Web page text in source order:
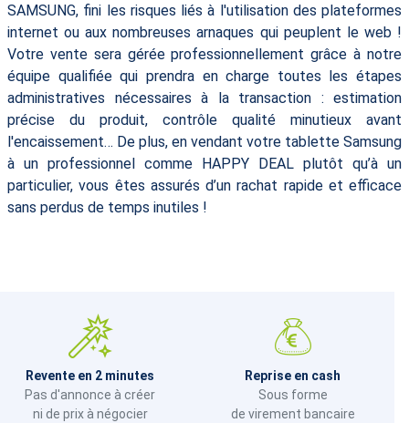
SAMSUNG, fini les risques liés à l'utilisation des plateformes
internet ou aux nombreuses arnaques qui peuplent le web !
Votre vente sera gérée professionnellement grâce à notre
équipe qualifiée qui prendra en charge toutes les étapes
administratives nécessaires à la transaction : estimation
précise du produit, contrôle qualité minutieux avant
l'encaissement… De plus, en vendant votre tablette Samsung
à un professionnel comme HAPPY DEAL plutôt qu’à un
particulier, vous êtes assurés d’un rachat rapide et efficace
sans perdus de temps inutiles !
Revente en 2 minutes
Pas d'annonce à créer
ni de prix à négocier
Reprise en cash
Sous forme
de virement bancaire